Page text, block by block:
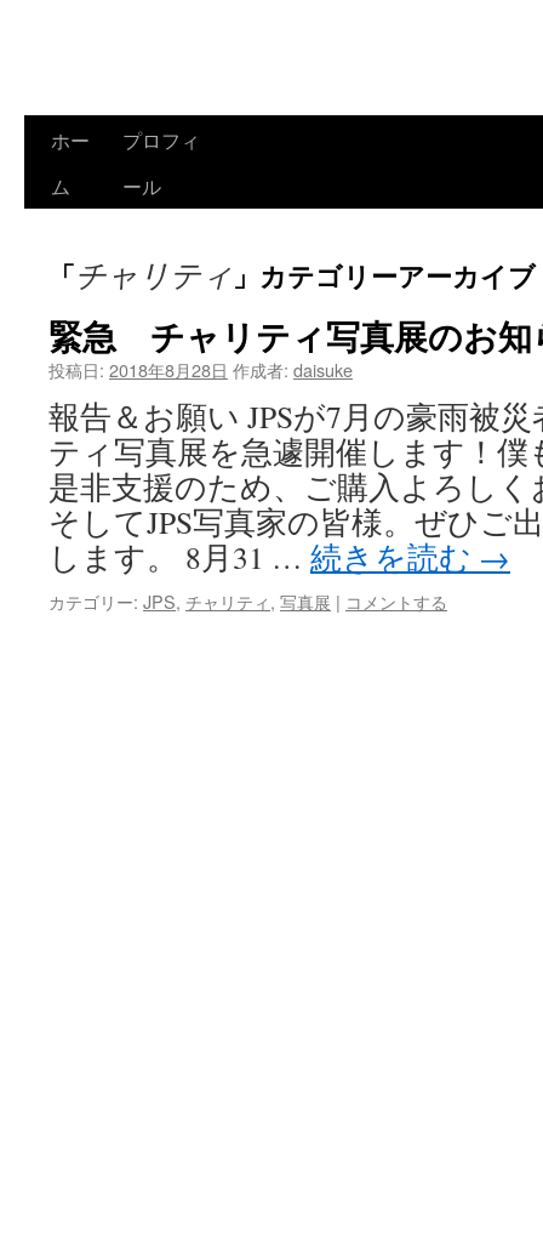
コ
ツ
へ
ス
ッ
ホー
ム
プロフィ
ール
「チャリティ 」カテゴリーアーカイブ
緊急 チャリティ写真展のお知
投稿日: 2018年8月28日 作成者: daisuke
報告＆お願い JPSが7月の豪雨被
ティ写真展を急遽開催します！僕
是非支援のため、ご購入よろし
そしてJPS写真家の皆様。ぜひご
します。 8月31 … 続きを読む →
カテゴリー: JPS, チャリティ, 写真展 | コメントする